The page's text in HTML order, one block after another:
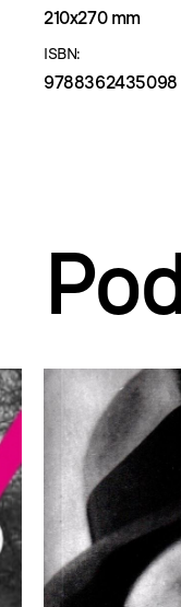
210x270 mm
ISBN:
9788362435098